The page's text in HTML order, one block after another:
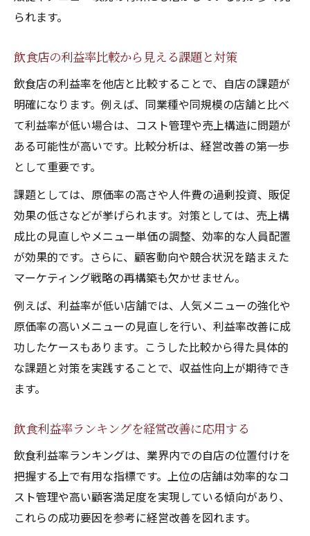
られます。
飲食店の利益率比較から見える課題と対策
飲食店の利益率を他店と比較することで、自店の課題が
明確になります。例えば、同業種や同規模の店舗と比べ
て利益率が低い場合は、コスト管理や売上構造に問題が
ある可能性が高いです。比較分析は、経営改善の第一歩
として重要です。
課題としては、原価率の高さや人件費の過剰投資、販促
効果の低さなどが挙げられます。対策としては、売上構
成比の見直しやメニュー単価の調整、効率的な人員配置
が効果的です。さらに、顧客動向や競合状況を踏まえた
マーケティング戦略の再構築も欠かせません。
例えば、利益率が低い店舗では、人気メニューの強化や
原価率の高いメニューの見直しを行い、利益率改善に成
功したケースもあります。こうした比較から得た具体的
な課題と対策を実践することで、収益性向上が期待でき
ます。
飲食利益率ランキングを経営改善に応用する
飲食利益率ランキングは、業界内での自店の位置付けを
把握する上で有用な指標です。上位の店舗は効率的なコ
スト管理や高い顧客満足度を実現している傾向があり、
これらの成功要因を参考に経営改善を図れます。